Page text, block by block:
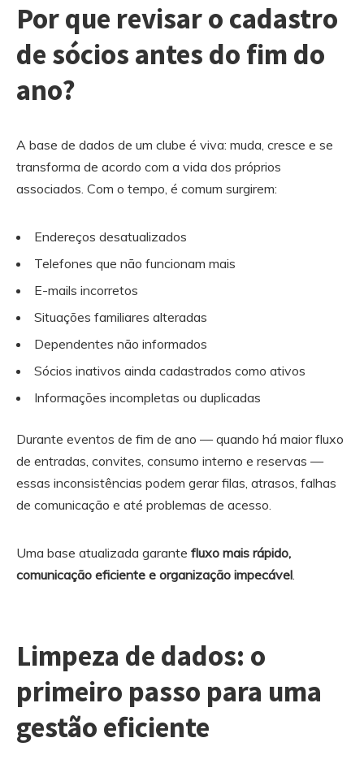
Por que revisar o cadastro
de sócios antes do fim do
ano?
A base de dados de um clube é viva: muda, cresce e se
transforma de acordo com a vida dos próprios
associados. Com o tempo, é comum surgirem:
Endereços desatualizados
Telefones que não funcionam mais
E-mails incorretos
Situações familiares alteradas
Dependentes não informados
Sócios inativos ainda cadastrados como ativos
Informações incompletas ou duplicadas
Durante eventos de fim de ano — quando há maior fluxo
de entradas, convites, consumo interno e reservas —
essas inconsistências podem gerar filas, atrasos, falhas
de comunicação e até problemas de acesso.
Uma base atualizada garante fluxo mais rápido,
comunicação eficiente e organização impecável.
Limpeza de dados: o
primeiro passo para uma
gestão eficiente